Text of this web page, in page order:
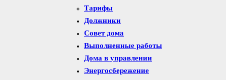
Тарифы
Должники
Совет дома
Выполненные работы
Дома в управлении
Энергосбережение